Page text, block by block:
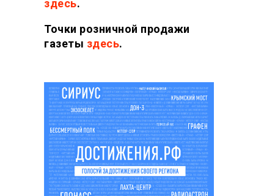
здесь.
Точки розничной продажи
газеты здесь.